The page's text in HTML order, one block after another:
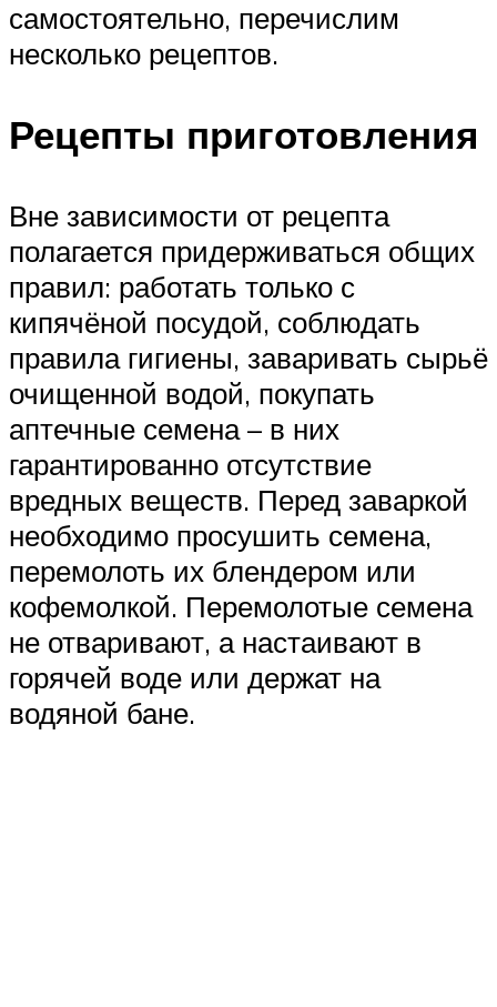
самостоятельно, перечислим
несколько рецептов.
Рецепты приготовления
Вне зависимости от рецепта
полагается придерживаться общих
правил: работать только с
кипячёной посудой, соблюдать
правила гигиены, заваривать сырьё
очищенной водой, покупать
аптечные семена – в них
гарантированно отсутствие
вредных веществ. Перед заваркой
необходимо просушить семена,
перемолоть их блендером или
кофемолкой. Перемолотые семена
не отваривают, а настаивают в
горячей воде или держат на
водяной бане.